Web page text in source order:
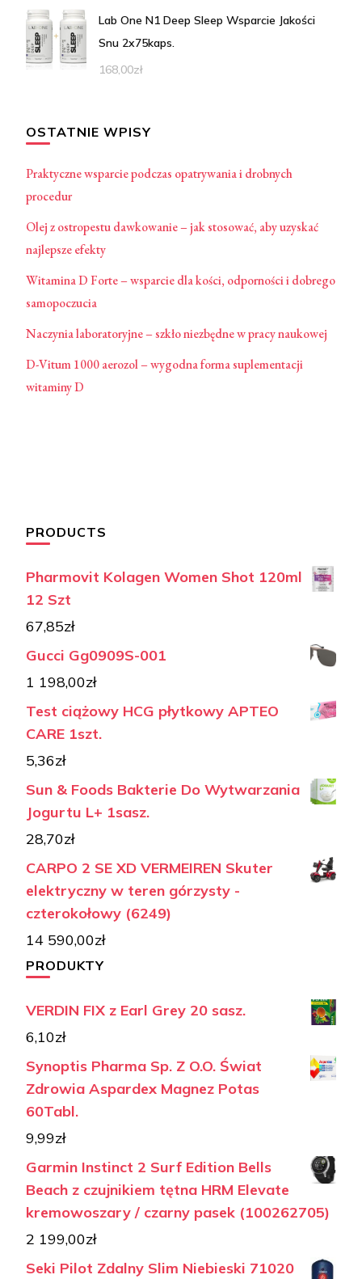
Lab One N1 Deep Sleep Wsparcie Jakości
Snu 2x75kaps.
168,00zł
OSTATNIE WPISY
Praktyczne wsparcie podczas opatrywania i drobnych
procedur
Olej z ostropestu dawkowanie – jak stosować, aby uzyskać
najlepsze efekty
Witamina D Forte – wsparcie dla kości, odporności i dobrego
samopoczucia
Naczynia laboratoryjne – szkło niezbędne w pracy naukowej
D-Vitum 1000 aerozol – wygodna forma suplementacji
witaminy D
PRODUCTS
Pharmovit Kolagen Women Shot 120ml
12 Szt
67,85zł
Gucci Gg0909S-001
1 198,00zł
Test ciążowy HCG płytkowy APTEO
CARE 1szt.
5,36zł
Sun & Foods Bakterie Do Wytwarzania
Jogurtu L+ 1sasz.
28,70zł
CARPO 2 SE XD VERMEIREN Skuter
elektryczny w teren górzysty -
czterokołowy (6249)
14 590,00zł
PRODUKTY
VERDIN FIX z Earl Grey 20 sasz.
6,10zł
Synoptis Pharma Sp. Z O.O. Świat
Zdrowia Aspardex Magnez Potas
60Tabl.
9,99zł
Garmin Instinct 2 Surf Edition Bells
Beach z czujnikiem tętna HRM Elevate
kremowoszary / czarny pasek (100262705)
2 199,00zł
Seki Pilot Zdalny Slim Niebieski 71020